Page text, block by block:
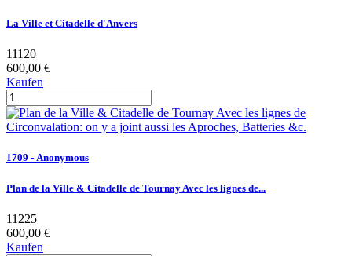
La Ville et Citadelle d'Anvers
11120
600,00 €
Kaufen
1709 - Anonymous
Plan de la Ville & Citadelle de Tournay Avec les lignes de...
11225
600,00 €
Kaufen